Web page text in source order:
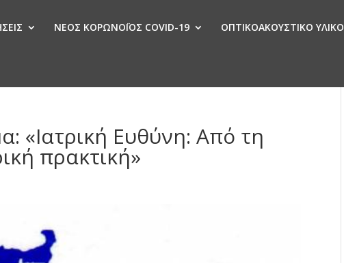
ΝΕΟΣ ΚΟΡΩΝΟΪΟΣ COVID-19 ΟΠΤΙΚΟΑΚΟΥΣΤΙΚΟ ΥΛΙΚΟ
«Ιατρική Ευθύνη: Από τη
πρακτική»